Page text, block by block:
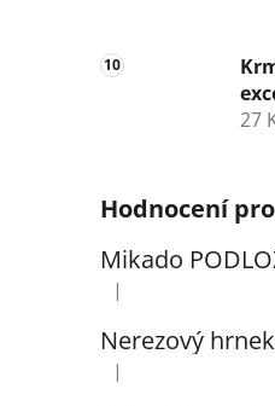
27
Hodnocení
Hodnocení
|
Hodnocení
|